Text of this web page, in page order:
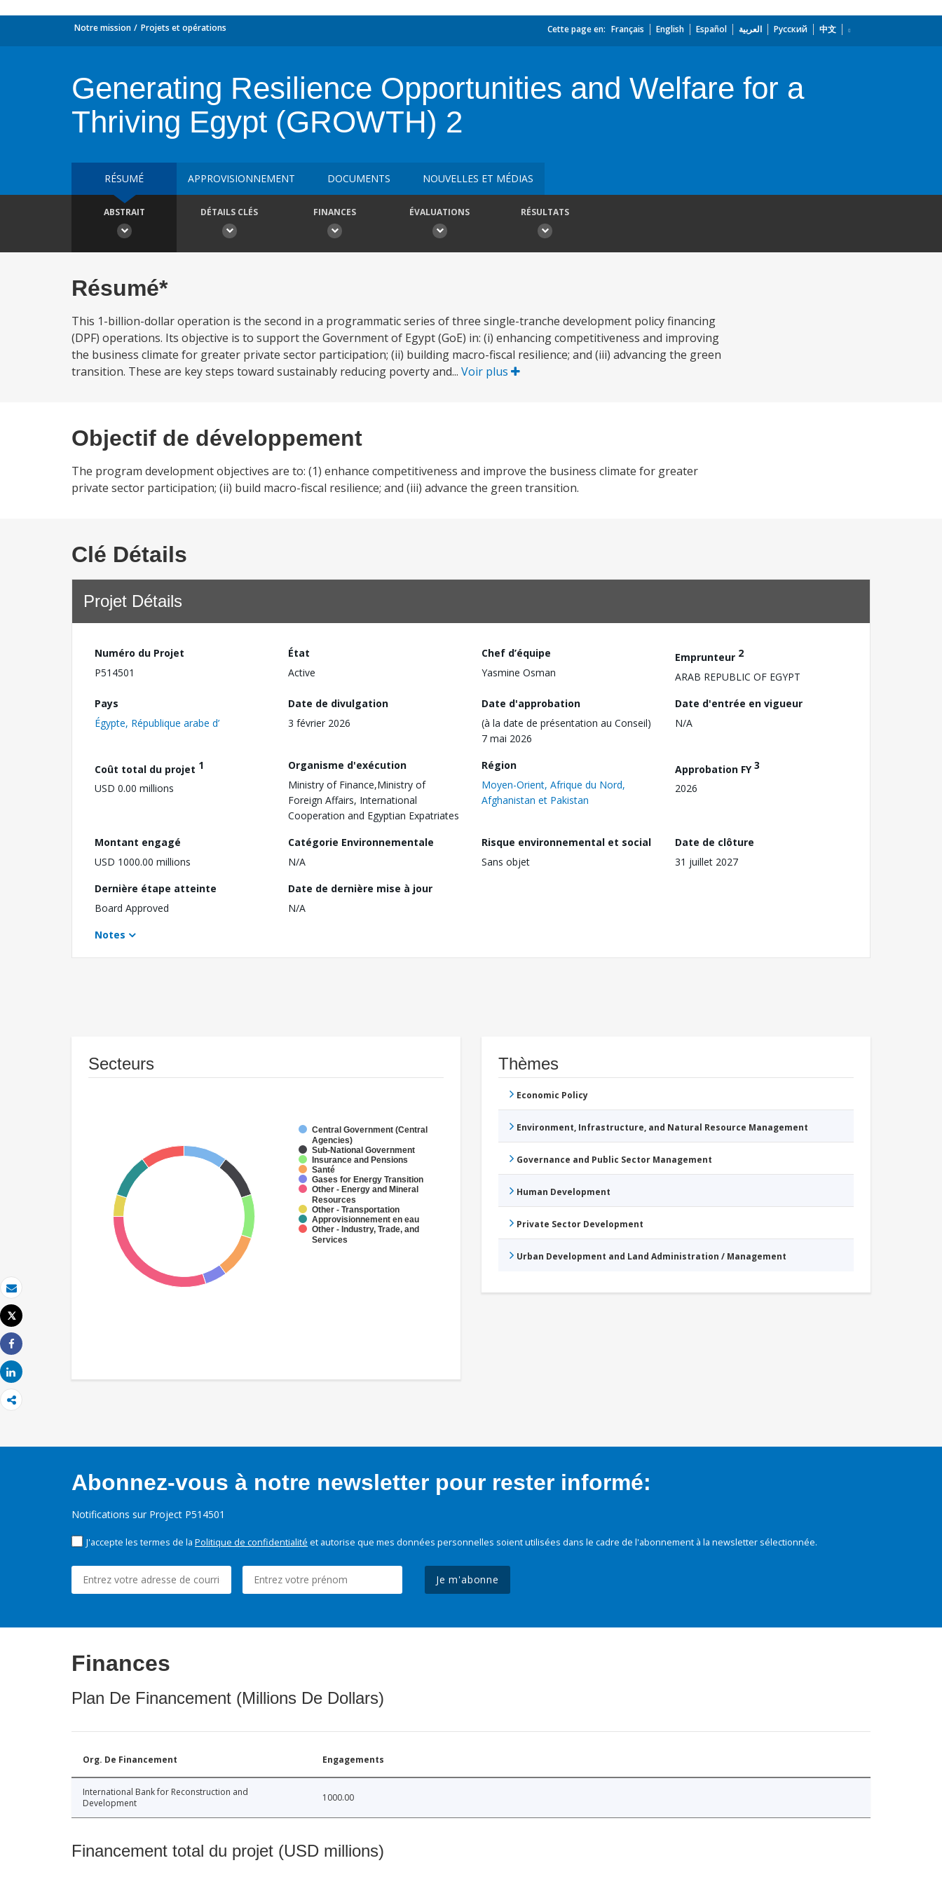
Email
Imprimer
Tweet
Share
Share
Notre mission Projets et opérations Cette page en: Français English Español العربية Русский 中文
Generating Resilience Opportunities and Welfare for a
Thriving Egypt (GROWTH) 2
RÉSUMÉ APPROVISIONNEMENT DOCUMENTS NOUVELLES ET MÉDIAS
ABSTRAIT DÉTAILS CLÉS FINANCES ÉVALUATIONS RÉSULTATS
Résumé*
This 1-billion-dollar operation is the second in a programmatic series of three single-tranche development policy financing
(DPF) operations. Its objective is to support the Government of Egypt (GoE) in: (i) enhancing competitiveness and improving
the business climate for greater private sector participation; (ii) building macro-fiscal resilience; and (iii) advancing the green
transition. These are key steps toward sustainably reducing poverty and... Voir plus
Objectif de développement
The program development objectives are to: (1) enhance competitiveness and improve the business climate for greater
private sector participation; (ii) build macro-fiscal resilience; and (iii) advance the green transition.
Clé Détails
Projet Détails
Numéro du Projet
P514501
État
Active
Chef d’équipe
Yasmine Osman
Emprunteur 2
ARAB REPUBLIC OF EGYPT
Pays
Égypte, République arabe d’
Date de divulgation
3 février 2026
Date d'approbation
(à la date de présentation au Conseil)
7 mai 2026
Date d'entrée en vigueur
N/A
Coût total du projet 1
USD 0.00 millions
Organisme d'exécution
Ministry of Finance,Ministry of
Foreign Affairs, International
Cooperation and Egyptian Expatriates
Région
Moyen-Orient, Afrique du Nord,
Afghanistan et Pakistan
Approbation FY3
2026
Montant engagé
USD 1000.00 millions
Catégorie Environnementale
N/A
Risque environnemental et social
Sans objet
Date de clôture
31 juillet 2027
Dernière étape atteinte
Board Approved
Date de dernière mise à jour
N/A
Notes
Secteurs
Central Government (Central
Agencies)
Sub-National Government
Insurance and Pensions
Santé
Gases for Energy Transition
Other - Energy and Mineral
Resources
Other - Transportation
Approvisionnement en eau
Other - Industry, Trade, and
Services
Thèmes
Economic Policy
Environment, Infrastructure, and Natural Resource Management
Governance and Public Sector Management
Human Development
Private Sector Development
Urban Development and Land Administration / Management
Abonnez-vous à notre newsletter pour rester informé:
Notifications sur Project P514501
J'accepte les termes de la Politique de confidentialité et autorise que mes données personnelles soient utilisées dans le cadre de l'abonnement à la newsletter sélectionnée.
Je m'abonne
Finances
Plan De Financement (Millions De Dollars)
Org. De Financement Engagements
International Bank for Reconstruction and
Development
1000.00
Financement total du projet (USD millions)